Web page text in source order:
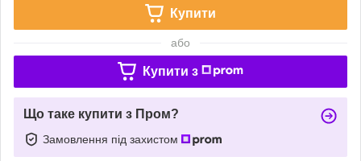
Купити
або
Купити з
Що таке купити з Пром?
Замовлення під захистом